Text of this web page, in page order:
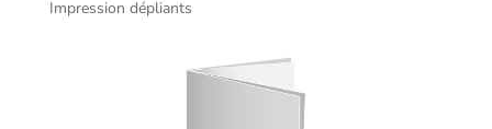
Impression dépliants